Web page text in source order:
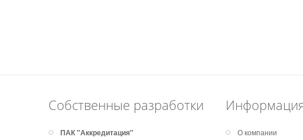
Собственные разработки
ПАК "Аккредитация" О компании